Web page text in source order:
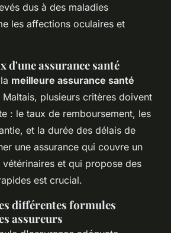
dus à des maladies
les affections oculaires et
d'une assurance santé
meilleure assurance santé
plusieurs critères doivent
: le taux de remboursement, les
et la durée des délais de
une assurance qui couvre un
et qui propose des
est crucial.
différentes formules
assureurs